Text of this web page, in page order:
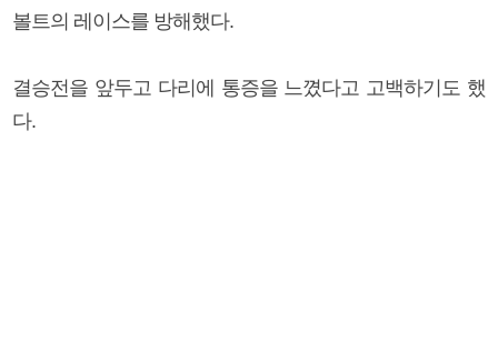
볼트의 레이스를 방해했다.
결승전을 앞두고 다리에 통증을 느꼈다고 고백하기도 했
다.